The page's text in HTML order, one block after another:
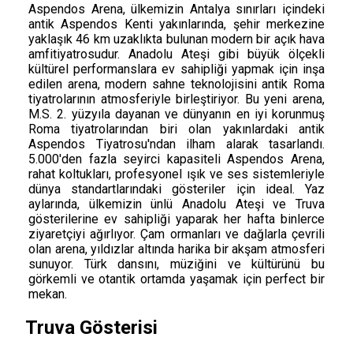
Aspendos Arena, ülkemizin Antalya sınırları içindeki
antik Aspendos Kenti yakınlarında, şehir merkezine
yaklaşık 46 km uzaklıkta bulunan modern bir açık hava
amfitiyatrosudur. Anadolu Ateşi gibi büyük ölçekli
kültürel performanslara ev sahipliği yapmak için inşa
edilen arena, modern sahne teknolojisini antik Roma
tiyatrolarının atmosferiyle birleştiriyor. Bu yeni arena,
M.S. 2. yüzyıla dayanan ve dünyanın en iyi korunmuş
Roma tiyatrolarından biri olan yakınlardaki antik
Aspendos Tiyatrosu'ndan ilham alarak tasarlandı.
5.000'den fazla seyirci kapasiteli Aspendos Arena,
rahat koltukları, profesyonel ışık ve ses sistemleriyle
dünya standartlarındaki gösteriler için ideal. Yaz
aylarında, ülkemizin ünlü Anadolu Ateşi ve Truva
gösterilerine ev sahipliği yaparak her hafta binlerce
ziyaretçiyi ağırlıyor. Çam ormanları ve dağlarla çevrili
olan arena, yıldızlar altında harika bir akşam atmosferi
sunuyor. Türk dansını, müziğini ve kültürünü bu
görkemli ve otantik ortamda yaşamak için perfect bir
mekan.
Truva Gösterisi